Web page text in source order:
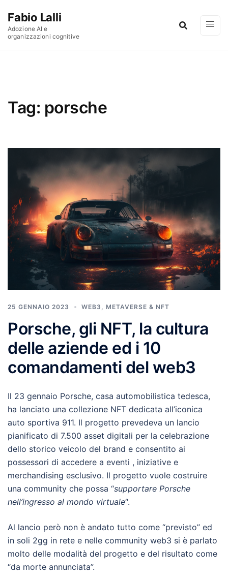
Fabio Lalli
Adozione AI e
organizzazioni cognitive
Tag: porsche
25 GENNAIO 2023 WEB3, METAVERSE & NFT
Porsche, gli NFT, la cultura
delle aziende ed i 10
comandamenti del web3
Il 23 gennaio Porsche, casa automobilistica tedesca,
ha lanciato una collezione NFT dedicata all’iconica
auto sportiva 911. Il progetto prevedeva un lancio
pianificato di 7.500 asset digitali per la celebrazione
dello storico veicolo del brand e consentito ai
possessori di accedere a eventi , iniziative e
merchandising esclusivo. Il progetto vuole costruire
una community che possa “supportare Porsche
nell’ingresso al mondo virtuale“.
Al lancio però non è andato tutto come “previsto” ed
in soli 2gg in rete e nelle community web3 si è parlato
molto delle modalità del progetto e del risultato come
“da morte annunciata”.